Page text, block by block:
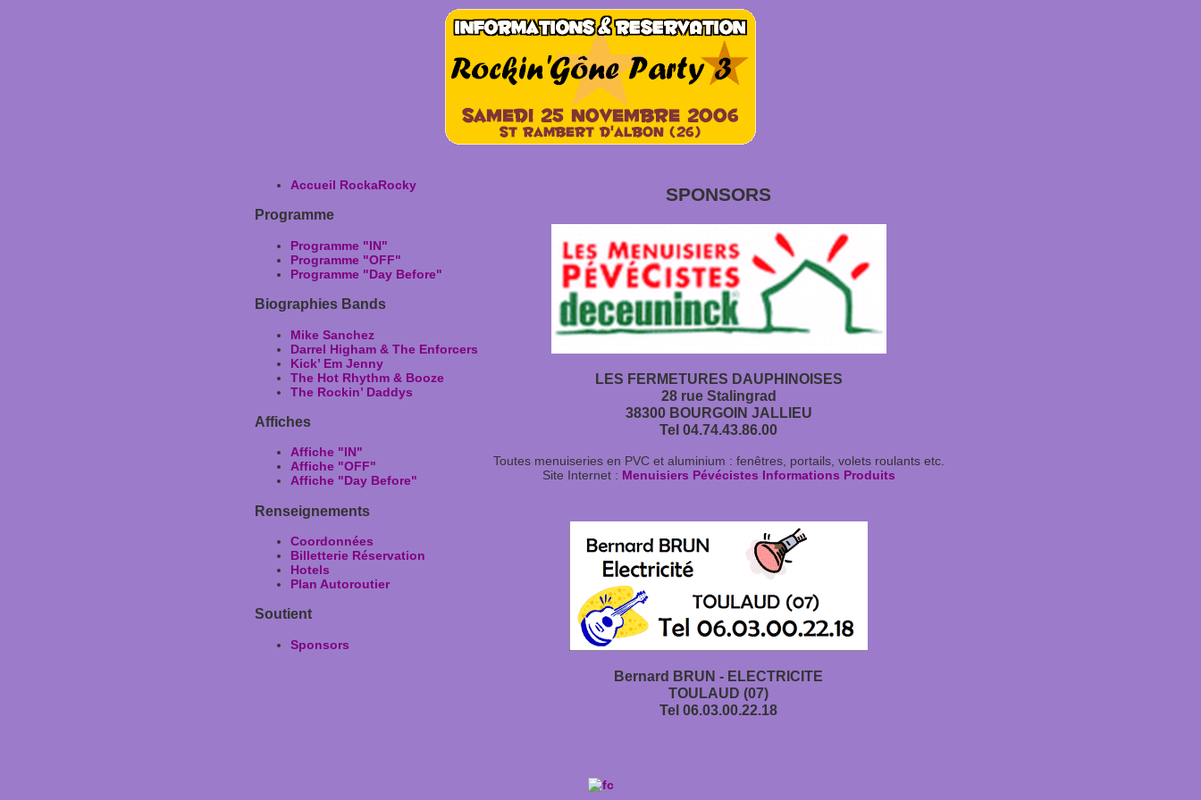
Accueil RockaRocky
Programme
Programme "IN"
Programme "OFF"
Programme "Day Before"
Biographies Bands
Mike Sanchez
Darrel Higham & The Enforcers
Kick’ Em Jenny
The Hot Rhythm & Booze
The Rockin’ Daddys
Affiches
Affiche "IN"
Affiche "OFF"
Affiche "Day Before"
Renseignements
Coordonnées
Billetterie Réservation
Hotels
Plan Autoroutier
Soutient
Sponsors
SPONSORS
LES FERMETURES DAUPHINOISES
28 rue Stalingrad
38300 BOURGOIN JALLIEU
Tel 04.74.43.86.00
Toutes menuiseries en PVC et aluminium : fenêtres, portails, volets roulants etc.
Site Internet : Menuisiers Pévécistes Informations Produits
Bernard BRUN - ELECTRICITE
TOULAUD (07)
Tel 06.03.00.22.18